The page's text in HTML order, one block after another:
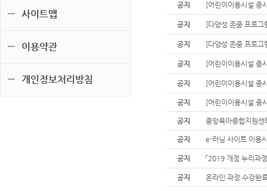
사이트맵
이용약관
개인정보처리방침
공지 [어린이이용시설 종
공지 [다양성 존중 프로
공지 [다양성 존중 프로
공지 [어린이이용시설 종
공지 [어린이이용시설 종
공지 [어린이이용시설 종
공지 중앙육아종합지원센
공지 e-러닝 사이트 이용
공지 「2019 개정 누리과
공지 온라인 과정 수강완